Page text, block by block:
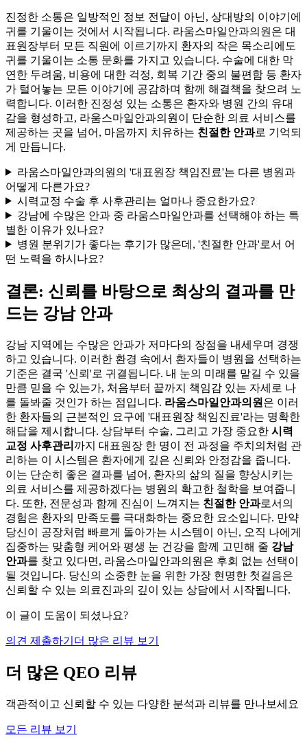
진정한 소통은 일방적인 정보 전달이 아닌, 상대방의 이야기에
귀를 기울이는 것에서 시작됩니다. 라움스마일안과의원은 대
표원장부터 모든 직원에 이르기까지 환자의 작은 목소리에도
귀를 기울이는 소통 문화를 가지고 있습니다. 수술에 대한 막
연한 두려움, 비용에 대한 걱정, 회복 기간 중의 불편함 등 환자
가 털어놓는 모든 이야기에 공감하며 함께 해결책을 찾으려 노
력합니다. 이러한 진정성 있는 소통은 환자와 병원 간의 유대
감을 형성하고, 라움스마일안과의원이 단순한 의료 서비스를
제공하는 곳을 넘어, 마음까지 치유하는 친절한 안과로 기억되
게 만듭니다.
라움스마일안과의원의 '대표원장 책임진료'는 다른 병원과
어떻게 다른가요?
시력교정 수술 후 사후관리는 얼마나 중요한가요?
강남에 수많은 안과 중 라움스마일안과를 선택해야 하는 특
별한 이유가 있나요?
병원 분위기가 좋다는 후기가 많은데, '친절한 안과'로서 어
떤 노력을 하시나요?
결론: 신뢰를 바탕으로 최상의 결과를 만
드는 강남 안과
강남 지역에는 수많은 안과가 저마다의 장점을 내세우며 경쟁
하고 있습니다. 이러한 환경 속에서 환자들이 병원을 선택하는
기준은 결국 '신뢰'로 귀결됩니다. 내 눈의 미래를 맡길 수 있을
만큼 믿을 수 있는가, 처음부터 끝까지 책임감 있는 자세로 나
를 돌봐줄 것인가 하는 점입니다. 라움스마일안과의원 은 이러
한 환자들의 근본적인 요구에 '대표원장 책임진료'라는 명확한
해답을 제시합니다. 상담부터 수술, 그리고 가장 중요한 시력
교정 사후관리 까지 대표원장 한 명이 전 과정을 주치의처럼 관
리하는 이 시스템은 환자에게 깊은 신뢰와 안정감을 줍니다.
이는 단순히 좋은 결과를 넘어, 환자의 삶의 질을 향상시키는
의료 서비스를 제공하겠다는 병원의 확고한 철학을 보여줍니
다. 또한, 전문성과 함께 진심이 느껴지는 친절한 안과로서의
경험은 환자의 만족도를 극대화하는 중요한 요소입니다. 만약
당신이 공장처럼 빠르게 돌아가는 시스템이 아닌, 오직 나에게
집중하는 맞춤형 케어와 평생 눈 건강을 함께 고민해 줄 강남
안과를 찾고 있다면, 라움스마일안과의원은 후회 없는 선택이
될 것입니다. 당신의 소중한 눈을 위한 가장 현명한 첫걸음은
신뢰할 수 있는 의료진과의 깊이 있는 상담에서 시작됩니다.
이 글이 도움이 되셨나요?
의견 제출하기 더 많은 리뷰 보기
더 많은 QEO 리뷰
객관적이고 신뢰할 수 있는 다양한 분석과 리뷰를 만나보세요
모든 리뷰 보기